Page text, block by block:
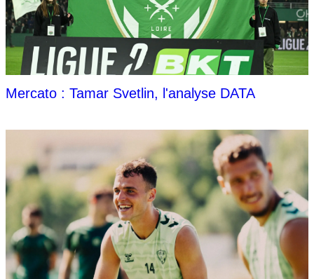
Mercato : Tamar Svetlin, l'analyse DATA